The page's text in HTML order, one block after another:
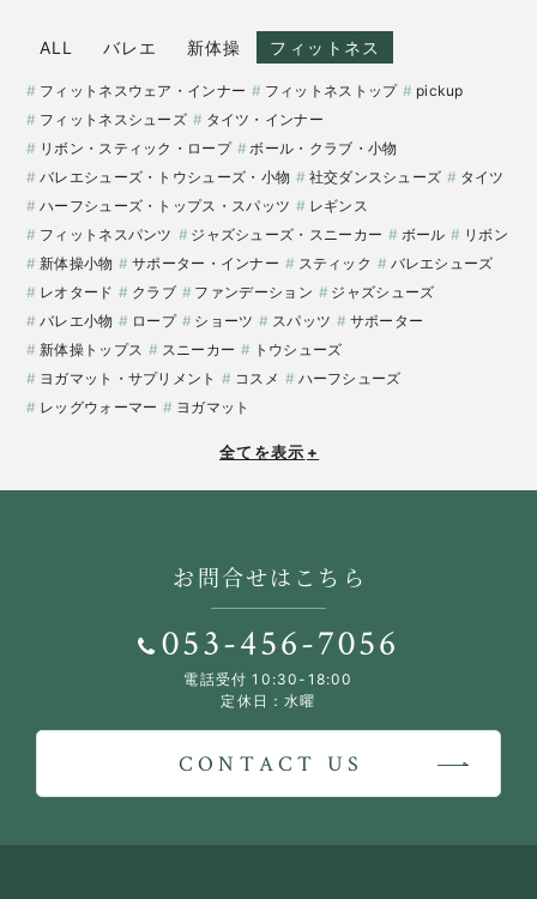
ALL バレエ 新体操 フィットネス
フィットネスウェア・インナー フィットネストップ
pickup
フィットネスシューズ
タイツ・インナー
リボン・スティック・ロープ
ボール・クラブ・小物
バレエシューズ・トウシューズ・小物
社交ダンスシューズ
タイツ
ハーフシューズ・トップス・スパッツ
レギンス
フィットネスパンツ
ジャズシューズ・スニーカー ボール
リボン
新体操小物
サポーター・インナー スティック
バレエシューズ
レオタード
クラブ ファンデーション
ジャズシューズ
バレエ小物
ロープ ショーツ スパッツ
サポーター
新体操トップス
スニーカー
トウシューズ
ヨガマット・サプリメント
コスメ
ハーフシューズ
レッグウォーマー
ヨガマット
全てを表示 +
お問合せはこちら
053-456-7056
電話受付 10:30-18:00
定休日：水曜
CONTACT US